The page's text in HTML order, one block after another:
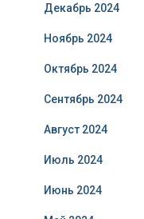
Декабрь 2024
Ноябрь 2024
Октябрь 2024
Сентябрь 2024
Август 2024
Июль 2024
Июнь 2024